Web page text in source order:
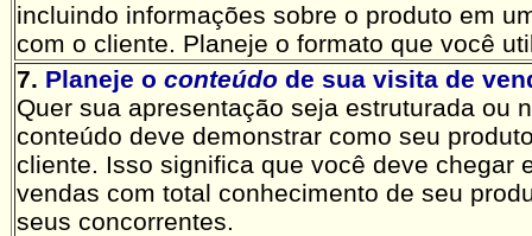
incluindo informações sobre o produto em
com o cliente. Planeje o formato que você
7. Planeje o conteúdo de sua visita de
Quer sua apresentação seja estruturada ou
conteúdo deve demonstrar como seu
cliente. Isso significa que você deve chegar
vendas com total conhecimento de seu
seus concorrentes.